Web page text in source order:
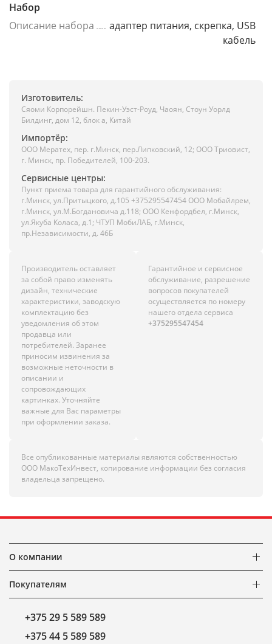
Набор
Описание набора
адаптер питания, скрепка, USB
кабель
Изготовитель:
Сяоми Корпорейшн. Пекин-Уэст-Роуд, Чаоян, Стоун Уорлд
Билдинг, дом 12, блок а, Китай
Импортёр:
ООО Мератех, пер. г.Минск, пер.Липковский, 12; ООО Триовист,
г. Минск, пр. Победителей, 100-203.
Сервисные центры:
Пункт приема товара для гарантийного обслуживания:
г.Минск, ул.Притыцкого, д.105 +375295547454 ООО Мобайлрем,
г.Минск, ул.М.Богдановича д.118; ООО Кенфордбел, г.Минск,
ул.Якуба Коласа, д.1; ЧТУП МобиЛАБ, г.Минск,
пр.Независимости, д. 46Б
Производитель оставляет
за собой право изменять
дизайн, технические
характеристики, заводскую
комплектацию без
уведомления об этом
продавца или
потребителей. Заранее
приносим извинения за
возможные неточности в
описании и
сопровождающих
картинках. Уточняйте
важные для Вас параметры
при оформлении заказа.
Гарантийное и сервисное
обслуживание, разрешение
вопросов покупателей
осуществляется по номеру
нашего отдела сервиса
+375295547454
Все опубликованные материалы являются собственностью
ООО МакоТехИнвест, копирование информации без согласия
владельца запрещено.
О компании
Покупателям
+375 29 5 589 589
+375 44 5 589 589